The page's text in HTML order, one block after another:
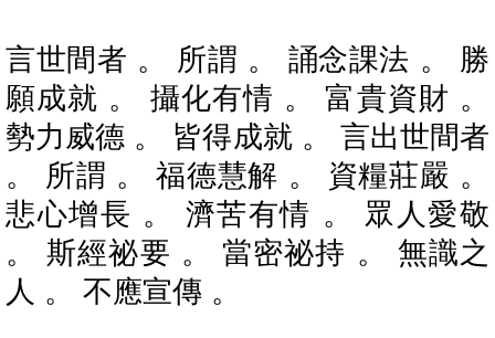
言世間者 。 所謂 。 誦念課法 。 勝
願成就 。 攝化有情 。 富貴資財 。
勢力威德 。 皆得成就 。 言出世間者
。 所謂 。 福德慧解 。 資糧莊嚴 。
悲心增長 。 濟苦有情 。 眾人愛敬
。 斯經祕要 。 當密祕持 。 無識之
人 。 不應宣傳 。